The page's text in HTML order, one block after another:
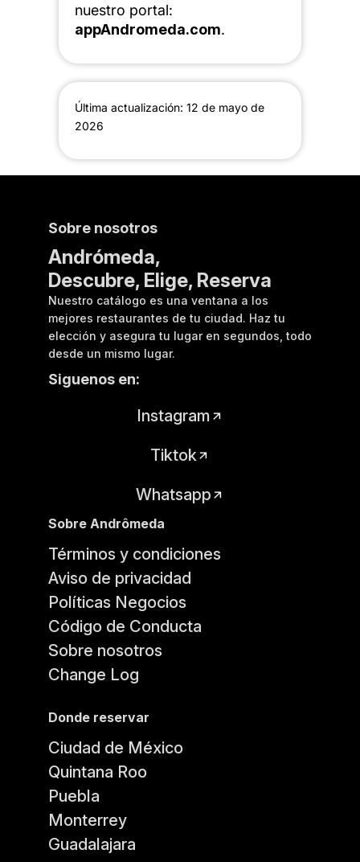
nuestro portal:
appAndromeda.com.
Última actualización: 12 de mayo de
2026
Sobre nosotros
Andrómeda,
Descubre, Elige, Reserva
Nuestro catálogo es una ventana a los
mejores restaurantes de tu ciudad. Haz tu
elección y asegura tu lugar en segundos, todo
desde un mismo lugar.
Siguenos en:
Instagram
Tiktok
Whatsapp
Sobre Andrômeda
Términos y condiciones
Aviso de privacidad
Políticas Negocios
Código de Conducta
Sobre nosotros
Change Log
Donde reservar
Ciudad de México
Quintana Roo
Puebla
Monterrey
Guadalajara